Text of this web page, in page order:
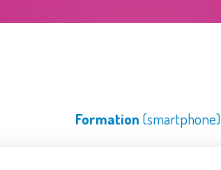
Formation (smartphone)